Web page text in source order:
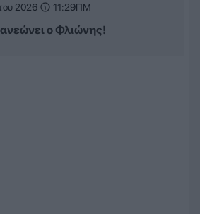
2026 11:29ΠΜ
ο Φλιώνης!